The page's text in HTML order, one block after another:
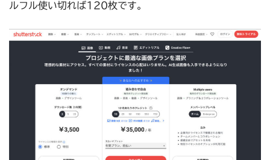
ルフル使い切れば120枚です。